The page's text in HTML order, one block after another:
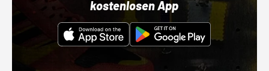
kostenlosen App